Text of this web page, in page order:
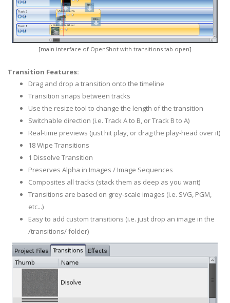
[main interface of OpenShot with transitions tab open]
Transition Features:
Drag and drop a transition onto the timeline
Transition snaps between tracks
Use the resize tool to change the length of the transition
Switchable direction (i.e. Track A to B, or Track B to A)
Real-time previews (just hit play, or drag the play-head over it)
18 Wipe Transitions
1 Dissolve Transition
Preserves Alpha in Images / Image Sequences
Composites all tracks (stack them as deep as you want)
Transitions are based on grey-scale images (i.e. SVG, PGM,
etc...)
Easy to add custom transitions (i.e. just drop an image in the
/transitions/ folder)